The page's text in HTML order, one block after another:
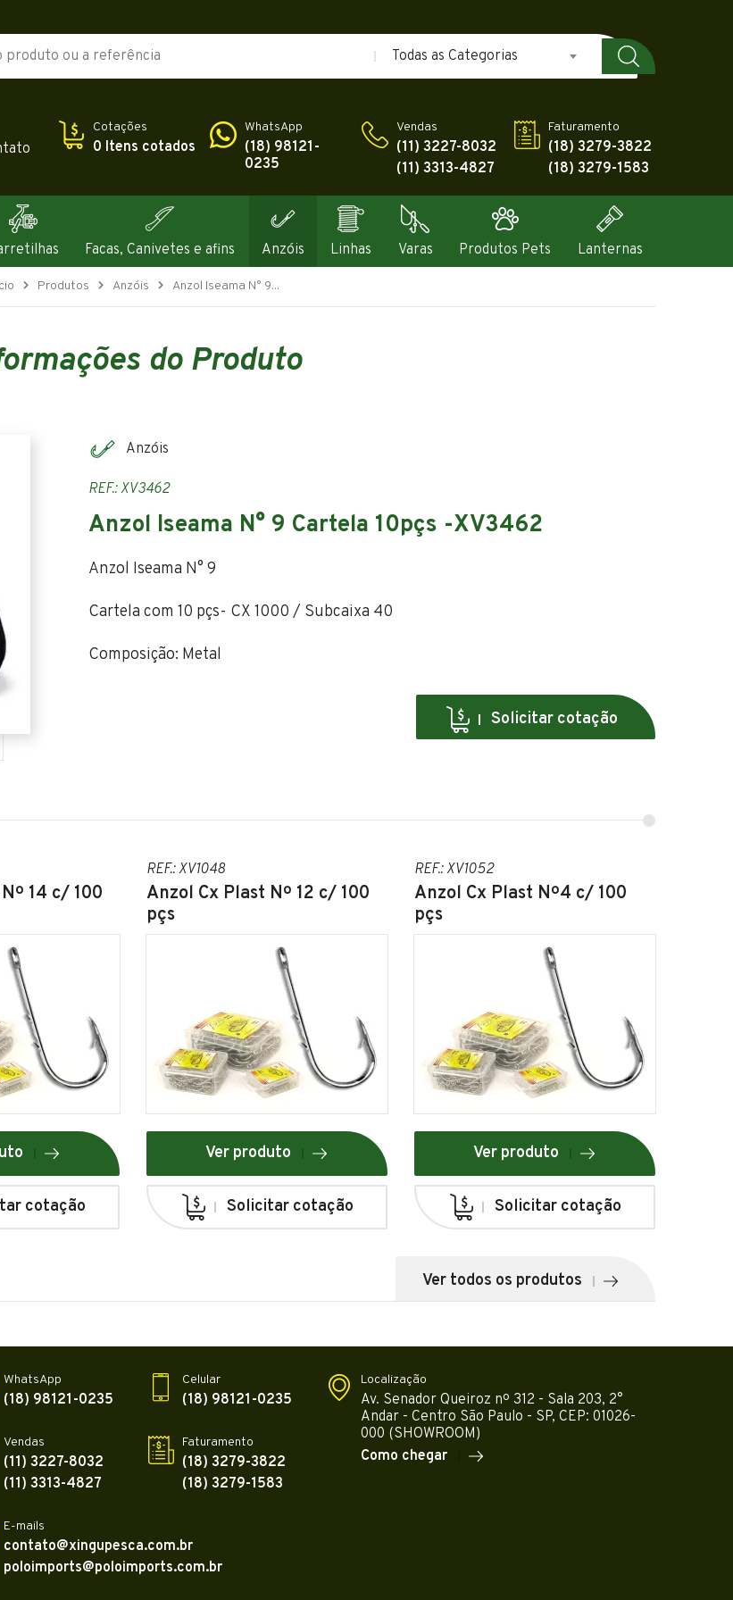
Todas as Categorias
Cotações
0 Itens cotados
WhatsApp
(18) 98121-
0235
Vendas
(11) 3227-8032
(11) 3313-4827
Faturamento
(18) 3279-3822
(18) 3279-1583
Facas, Canivetes e afins Anzóis Linhas Varas Produtos Pets Lanternas
Produtos Anzóis Anzol Iseama N° 9...
do Produto
Anzóis
REF.: XV3462
Anzol Iseama N° 9 Cartela 10pçs -XV3462
Anzol Iseama N° 9
Cartela com 10 pçs- CX 1000 / Subcaixa 40
Composição: Metal
Solicitar cotação
14 c/ 100
cotação
REF.: XV1048
Anzol Cx Plast Nº 12 c/ 100
pçs
Ver produto
Solicitar cotação
REF.: XV1052
Anzol Cx Plast Nº4 c/ 100
pçs
Ver produto
Solicitar cotação
Ver todos os produtos
WhatsApp
(18) 98121-0235
Celular
(18) 98121-0235
Vendas
(11) 3227-8032
(11) 3313-4827
Faturamento
(18) 3279-3822
(18) 3279-1583
E-mails
contato@xingupesca.com.br
poloimports@poloimports.com.br
Localização
Av. Senador Queiroz nº 312 - Sala 203, 2°
Andar - Centro São Paulo - SP, CEP: 01026-
000 (SHOWROOM)
Como chegar